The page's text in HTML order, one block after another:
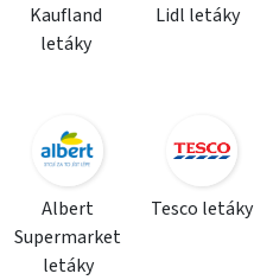
Kaufland
letáky
Lidl letáky
Albert
Supermarket
letáky
Tesco letáky